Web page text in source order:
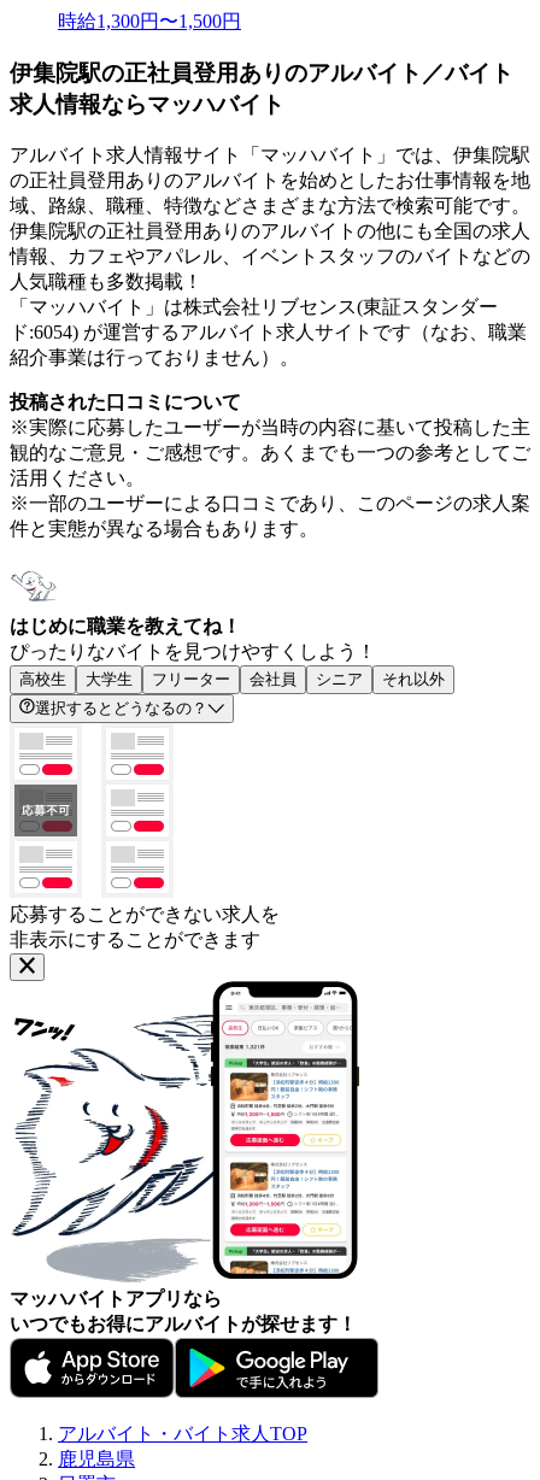
時給1,300円〜1,500円
伊集院駅の正社員登用ありのアルバイト／バイト
求人情報ならマッハバイト
アルバイト求人情報サイト「マッハバイト」では、伊集院駅
の正社員登用ありのアルバイトを始めとしたお仕事情報を地
域、路線、職種、特徴などさまざまな方法で検索可能です。
伊集院駅の正社員登用ありのアルバイトの他にも全国の求人
情報、カフェやアパレル、イベントスタッフのバイトなどの
人気職種も多数掲載！
「マッハバイト」は株式会社リブセンス(東証スタンダー
ド:6054) が運営するアルバイト求人サイトです（なお、職業
紹介事業は行っておりません）。
投稿された口コミについて
※実際に応募したユーザーが当時の内容に基いて投稿した主
観的なご意見・ご感想です。あくまでも一つの参考としてご
活用ください。
※一部のユーザーによる口コミであり、このページの求人案
件と実態が異なる場合もあります。
はじめに職業を教えてね！
ぴったりなバイトを見つけやすくしよう！
高校生 大学生 フリーター 会社員 シニア
それ以外
選択するとどうなるの？
応募することができない求人を
非表示にすることができます
マッハバイトアプリなら
いつでもお得にアルバイトが探せます！
アルバイト・バイト求人TOP
鹿児島県